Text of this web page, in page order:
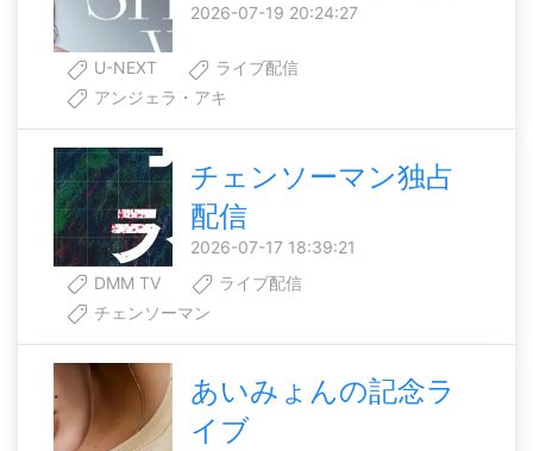
2026-07-19 20:24:27
U-NEXT
ライブ配信
アンジェラ・アキ
チェンソーマン独占
配信
2026-07-17 18:39:21
DMM TV
ライブ配信
チェンソーマン
あいみょんの記念ラ
イブ